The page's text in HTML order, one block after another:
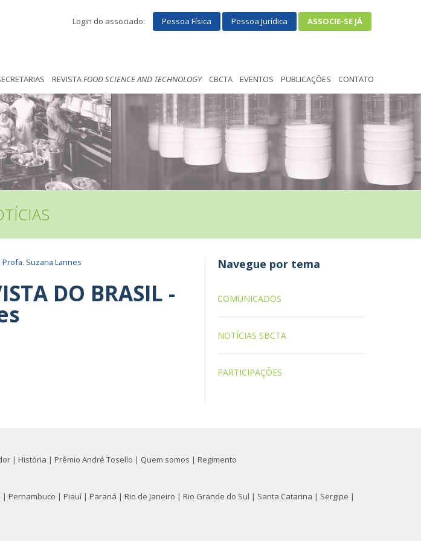
Login do associado: Pessoa Física Pessoa Jurídica ASSOCIE-SE JÁ
REVISTAFOOD SCIENCE AND TECHNOLOGY CBCTA EVENTOS PUBLICAÇÕES CONTATO
Profa. Suzana Lannes
DO BRASIL -
Navegue por tema
COMUNICADOS
NOTÍCIAS SBCTA
PARTICIPAÇÕES
| História | Prêmio André Tosello | Quem somos | Regimento
| Pernambuco | Piauí | Paraná | Rio de Janeiro | Rio Grande do Sul | Santa Catarina | Sergipe |